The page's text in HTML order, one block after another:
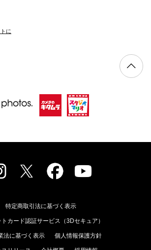
に
特定商取引法に基づく表示
カード認証サービス（3Dセキュア）
法に基づく表示 個人情報保護方針